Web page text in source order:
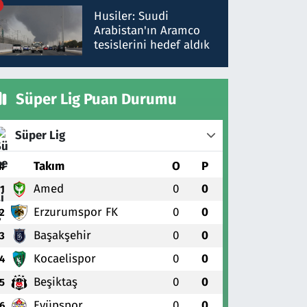
talimat verdi, ben
gönderdim
Husiler: Suudi
Arabistan'ın Aramco
tesislerini hedef aldık
Süper Lig Puan Durumu
Süper Lig
Takım O P
1 Amed 0 0
2 Erzurumspor FK 0 0
3 Başakşehir 0 0
4 Kocaelispor 0 0
5 Beşiktaş 0 0